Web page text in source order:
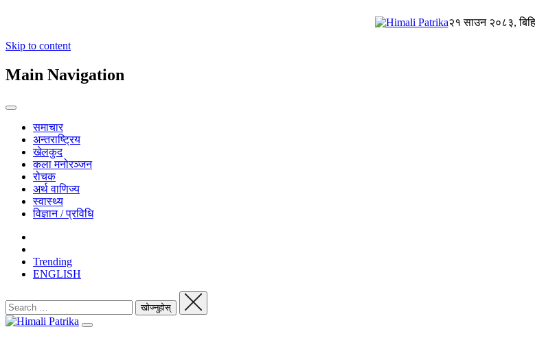
२१ साउन २०८३,
Skip to content
Main Navigation
समाचार
अन्तराष्ट्रिय
खेलकुद
कला मनोरञ्जन
रोचक
अर्थ वाणिज्य
स्वास्थ्य
विज्ञान / प्रविधि
Trending
ENGLISH